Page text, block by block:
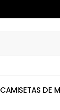
CAMISETAS DE